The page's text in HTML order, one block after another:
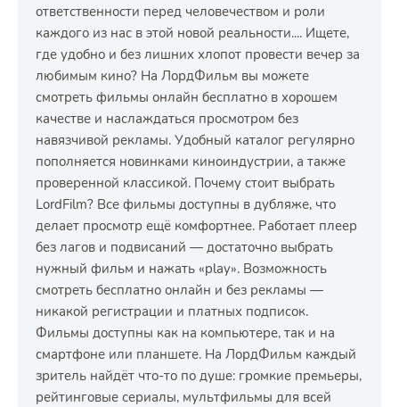
ответственности перед человечеством и роли
каждого из нас в этой новой реальности.... Ищете,
где удобно и без лишних хлопот провести вечер за
любимым кино? На ЛордФильм вы можете
смотреть фильмы онлайн бесплатно в хорошем
качестве и наслаждаться просмотром без
навязчивой рекламы. Удобный каталог регулярно
пополняется новинками киноиндустрии, а также
проверенной классикой. Почему стоит выбрать
LordFilm? Все фильмы доступны в дубляже, что
делает просмотр ещё комфортнее. Работает плеер
без лагов и подвисаний — достаточно выбрать
нужный фильм и нажать «play». Возможность
смотреть бесплатно онлайн и без рекламы —
никакой регистрации и платных подписок.
Фильмы доступны как на компьютере, так и на
смартфоне или планшете. На ЛордФильм каждый
зритель найдёт что-то по душе: громкие премьеры,
рейтинговые сериалы, мультфильмы для всей